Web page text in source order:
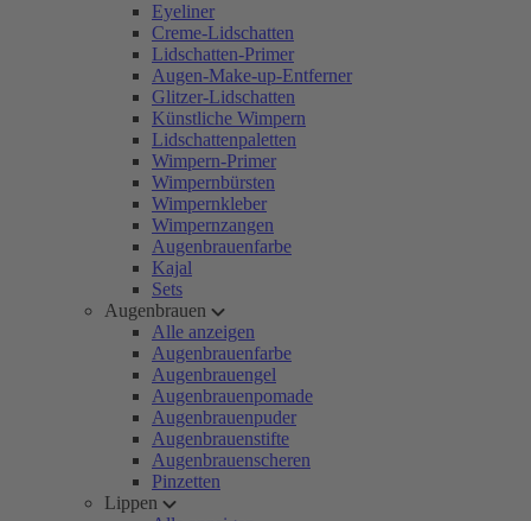
Eyeliner
Creme-Lidschatten
Lidschatten-Primer
Augen-Make-up-Entferner
Glitzer-Lidschatten
Künstliche Wimpern
Lidschattenpaletten
Wimpern-Primer
Wimpernbürsten
Wimpernkleber
Wimpernzangen
Augenbrauenfarbe
Kajal
Sets
Augenbrauen
Alle anzeigen
Augenbrauenfarbe
Augenbrauengel
Augenbrauenpomade
Augenbrauenpuder
Augenbrauenstifte
Augenbrauenscheren
Pinzetten
Lippen